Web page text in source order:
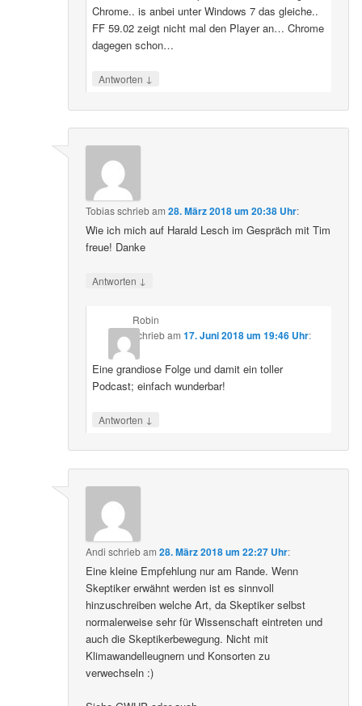
Chrome.. is anbei unter Windows 7 das gleiche..
FF 59.02 zeigt nicht mal den Player an… Chrome
dagegen schon…
Antworten ↓
Tobiasschriebam28. März 2018 um 20:38 Uhr:
Wie ich mich auf Harald Lesch im Gespräch mit Tim
freue! Danke
Antworten ↓
Robin
schriebam 17. Juni 2018 um 19:46 Uhr:
Eine grandiose Folge und damit ein toller
Podcast; einfach wunderbar!
Antworten ↓
Andi schriebam28. März 2018 um 22:27 Uhr:
Eine kleine Empfehlung nur am Rande. Wenn
Skeptiker erwähnt werden ist es sinnvoll
hinzuschreiben welche Art, da Skeptiker selbst
normalerweise sehr für Wissenschaft eintreten und
auch die Skeptikerbewegung. Nicht mit
Klimawandelleugnern und Konsorten zu
verwechseln :)